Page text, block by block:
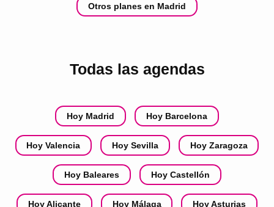
Otros planes en Madrid
Todas las agendas
Hoy Madrid Hoy Barcelona
Hoy Valencia Hoy Sevilla Hoy Zaragoza
Hoy Baleares Hoy Castellón
Hoy Alicante Hoy Málaga Hoy Asturias